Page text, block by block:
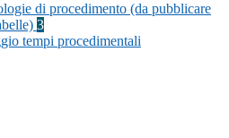
di procedimento (da pubblicare
3
tempi procedimentali